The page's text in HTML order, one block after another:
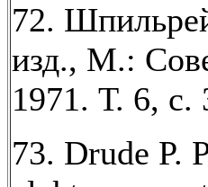
72.
изд., М.:
1971. Т. 6, с.
73. Drude P.